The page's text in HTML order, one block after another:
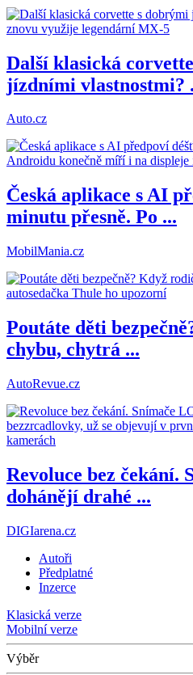
Další klasická
jízdními vlastnostmi?
Auto.cz
Česká aplikace s AI
minutu přesně. Po ...
MobilMania.cz
Poutáte děti
chybu, chytrá ...
AutoRevue.cz
Revoluce bez čekání.
dohánějí drahé ...
DIGIarena.cz
Autoři
Předplatné
Inzerce
Klasická verze
Mobilní verze
Výběr